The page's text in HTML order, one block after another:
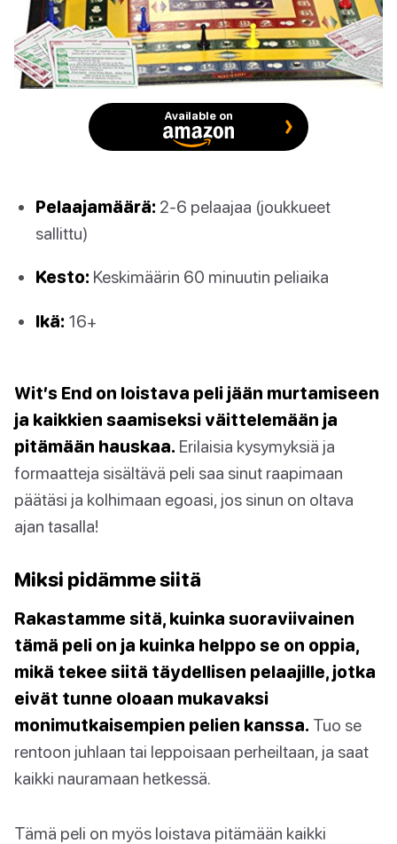
Available on
Pelaajamäärä: 2-6 pelaajaa (joukkueet
sallittu)
Kesto: Keskimäärin 60 minuutin peliaika
Ikä: 16+
Wit’s End on loistava peli jään murtamiseen
ja kaikkien saamiseksi väittelemään ja
pitämään hauskaa. Erilaisia kysymyksiä ja
formaatteja sisältävä peli saa sinut raapimaan
päätäsi ja kolhimaan egoasi, jos sinun on oltava
ajan tasalla!
Miksi pidämme siitä
Rakastamme sitä, kuinka suoraviivainen
tämä peli on ja kuinka helppo se on oppia,
mikä tekee siitä täydellisen pelaajille, jotka
eivät tunne oloaan mukavaksi
monimutkaisempien pelien kanssa. Tuo se
rentoon juhlaan tai leppoisaan perheiltaan, ja saat
kaikki nauramaan hetkessä.
Tämä peli on myös loistava pitämään kaikki